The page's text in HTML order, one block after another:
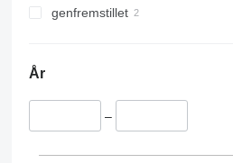
genfremstillet
År
–